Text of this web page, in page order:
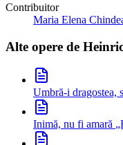
Contribuitor
Maria Elena
Alte opere de
Umbră-i dragostea,
Inimă, nu fi amară